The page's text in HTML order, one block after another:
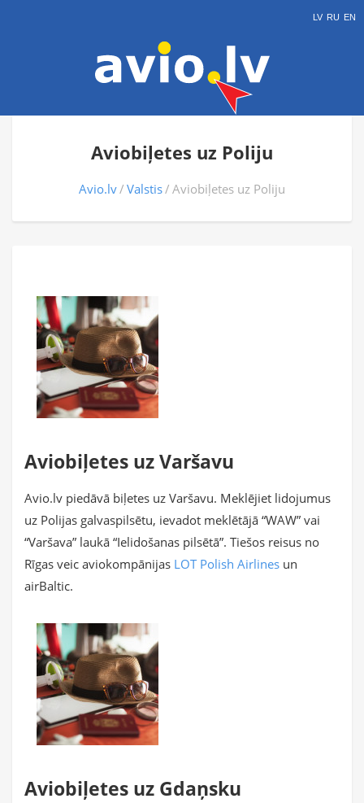
LV RU EN
Aviobiļetes uz Poliju
Avio.lv Valstis Aviobiļetes uz Poliju
Aviobiļetes uz Varšavu
Avio.lv piedāvā biļetes uz Varšavu. Meklējiet lidojumus
uz Polijas galvaspilsētu, ievadot meklētājā “WAW” vai
“Varšava” laukā “Ielidošanas pilsētā”. Tiešos reisus no
Rīgas veic aviokompānijas LOT Polish Airlines un
airBaltic.
Aviobiļetes uz Gdaņsku